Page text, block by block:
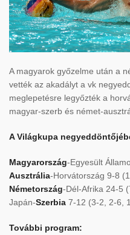
A magyarok győzelme után a
vették az akadályt a vk
meglepetésre legyőzték a
magyar-szerb és német-
A Világkupa
Magyarország-Egyesült
Ausztrália-Horvátország 9-8
Németország-Dél-Afrika 24-5
Japán-Szerbia 7-12 (3-2, 2-6,
További program: